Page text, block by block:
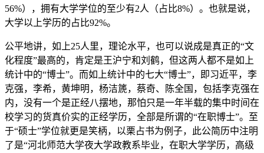
56%），拥有大学学位的至少有2人（占比8%）。也就是说，
大学以上学历的占比92%。
公平地讲，如上25人里，理论水平，也可以说成是真正的“文
化程度”最高的，肯定是王沪宁和刘鹤，但这两人都不是如上
统计中的“博士”。而如上统计中的七大“博士”，即习近平，李
克强，李希，黄坤明，杨洁篪，蔡奇、陈全国，包括李克强在
内，没有一个是正经八摆地，那怕只是一年半载的集中时间在
校学习的货真价实的正经学历，全部是所谓的“在职博士”。至
于“硕士”学位就更是笑柄，以栗占书为例子，此公简历中注明
了是“河北师范大学夜大学政教系毕业，在职大学学历，高级